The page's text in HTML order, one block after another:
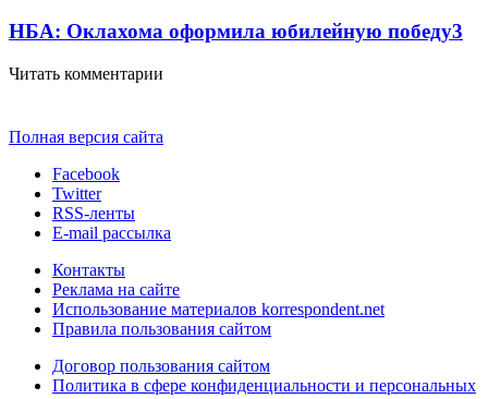
НБА: Оклахома оформила юбилейную победу3
Читать комментарии
Полная версия сайта
Facebook
Twitter
RSS-ленты
E-mail рассылка
Контакты
Реклама на сайте
Использование материалов korrespondent.net
Правила пользования сайтом
Договор пользования сайтом
Политика в сфере конфиденциальности и персональных